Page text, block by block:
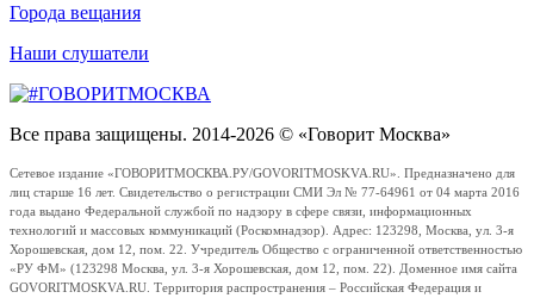
Города вещания
Наши слушатели
Все права защищены. 2014-2026 © «Говорит Москва»
Сетевое издание «ГОВОРИТМОСКВА.РУ/GOVORITMOSKVA.RU». Предназначено для
лиц старше 16 лет. Свидетельство о регистрации СМИ Эл № 77-64961 от 04 марта 2016
года выдано Федеральной службой по надзору в сфере связи, информационных
технологий и массовых коммуникаций (Роскомнадзор). Адрес: 123298, Москва, ул. 3-я
Хорошевская, дом 12, пом. 22. Учредитель Общество с ограниченной ответственностью
«РУ ФМ» (123298 Москва, ул. 3-я Хорошевская, дом 12, пом. 22). Доменное имя сайта
GOVORITMOSKVA.RU. Территория распространения – Российская Федерация и